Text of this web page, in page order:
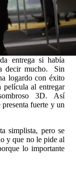
entrega si había
decir mucho. Sin
logardo con éxito
película al entregar
3D. Así
presenta fuerte y un
simplista, pero se
y que no le pide al
lo importante